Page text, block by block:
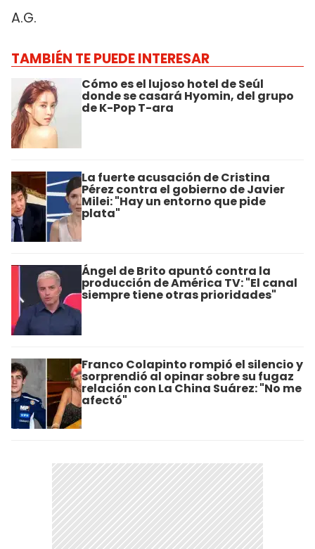
A.G.
TAMBIÉN TE PUEDE INTERESAR
Cómo es el lujoso hotel de Seúl
donde se casará Hyomin, del grupo
de K-Pop T-ara
La fuerte acusación de Cristina
Pérez contra el gobierno de Javier
Milei: "Hay un entorno que pide
plata"
Ángel de Brito apuntó contra la
producción de América TV: "El canal
siempre tiene otras prioridades"
Franco Colapinto rompió el silencio y
sorprendió al opinar sobre su fugaz
relación con La China Suárez: "No me
afectó"